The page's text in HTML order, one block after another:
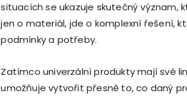
situacích se ukazuje skutečný význam,
jen o materiál, jde o komplexní řešení,
podmínky a potřeby.
Zatímco univerzální produkty mají své
umožňuje vytvořit přesně to, co daný